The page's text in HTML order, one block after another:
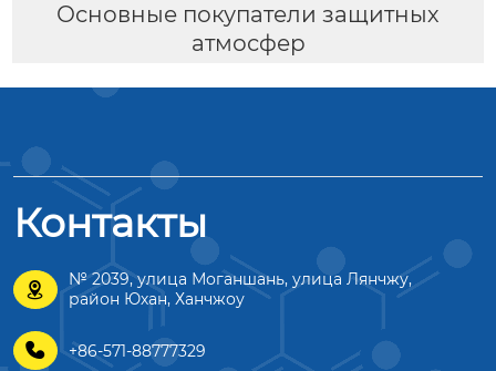
Основные покупатели защитных
атмосфер
Контакты

№ 2039, улица Моганшань, улица Лянчжу,
район Юхан, Ханчжоу
 +86-571-88777329